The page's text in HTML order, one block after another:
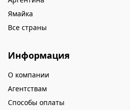
Ямайка
Все страны
Информация
О компании
Агентствам
Способы оплаты